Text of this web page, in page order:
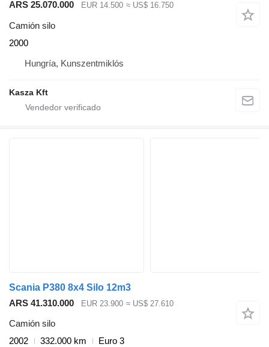
ARS 25.070.000 EUR 14.500 ≈ US$ 16.750
Camión silo
2000
Hungría, Kunszentmiklós
Kasza Kft
Scania P380 8x4 Silo 12m3
ARS 41.310.000
EUR 23.900 ≈ US$ 27.610
Camión silo
2002
332.000 km
Euro 3